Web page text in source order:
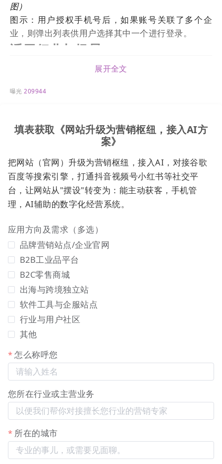
图）
图示：用户授权手机号后，如果账号关联了多个企
业，则弹出列表供用户选择其中一个进行登录。
适用行业与场景
适用于使用官微名片进行商务社交，且个人可能服务
用
色
业
管
理
者
创
业
者
拥有多家公司的创始人或高
管，需要快速切换不同公司的
电子名片进行展示和社交。首
其能迅速进入对应角色。
某创业家：在不同
商务场合，可快速
销
与
商
务
顾
问
同时负责多家关联企业或不同
产品线的销售，需要向客户展
示对应的专业身份。便捷的登
录与企业切换功能，确保了对
外形象的专业与准确。
自
由
职
业
者
与
顾
问
为多个客户或项目提供服务，
每个项目可能关联不同的虚拟
主体或工作室。通过多企业登
录，可以统一管理多个身份的
名片。
某独立设计师：用
个人工作室及与不
同品牌合作的项目
展开全文
曝光209944
填表获取《网站升级为营销枢纽，接入AI方
案》
把网站（官网）升级为营销枢纽，接入AI，对接谷歌
百度等搜索引擎，打通抖音视频号小红书等社交平
台，让网站从"摆设"转变为：能主动获客，手机管
理，AI辅助的数字化经营系统。
应用方向及需求（多选）
品牌营销站点/企业官网
B2B工业品平台
B2C零售商城
出海与跨境独立站
软件工具与企服站点
行业与用户社区
其他
怎么称呼您
您所在行业或主营业务
所在的城市